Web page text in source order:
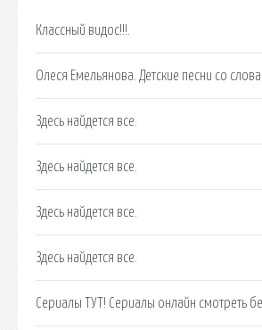
Классный видос!!!.
Олеся Емельянова. Детские песни со
Здесь найдется все.
Здесь найдется все.
Здесь найдется все.
Здесь найдется все.
Сериалы ТУТ! Сериалы онлайн смотреть